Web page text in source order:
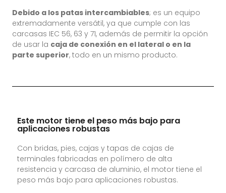
Debido a los patas intercambiables; es un equipo
extremadamente versátil, ya que cumple con las
carcasas IEC 56, 63 y 71, además de permitir la opción
de usar la caja de conexión en el lateral o en la
parte superior, todo en un mismo producto.
Este motor tiene el peso más bajo para
aplicaciones robustas
Con bridas, pies, cajas y tapas de cajas de
terminales fabricadas en polímero de alta
resistencia y carcasa de aluminio, el motor tiene el
peso más bajo para aplicaciones robustas.